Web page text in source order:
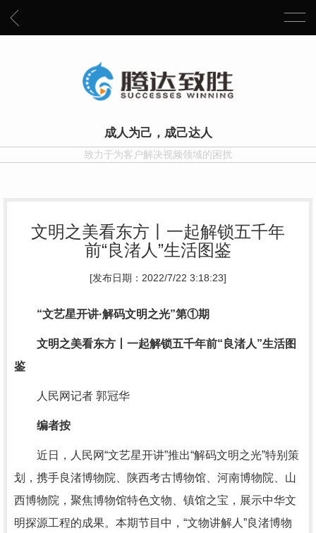
成人为己，成己达人
致力于为客户解决视频领域的困扰
文明之美看东方丨一起解锁五千年
前“良渚人”生活图鉴
[发布日期：2022/7/22 3:18:23]
“文艺星开讲·解码文明之光”第①期
文明之美看东方丨一起解锁五千年前“良渚人”生活图
鉴
人民网记者 郭冠华
编者按
近日，人民网“文艺星开讲”推出“解码文明之光”特别策
划，携手良渚博物院、陕西考古博物馆、河南博物院、山
西博物院，聚焦博物馆特色文物、镇馆之宝，展示中华文
明探源工程的成果。本期节目中，“文物讲解人”良渚博物